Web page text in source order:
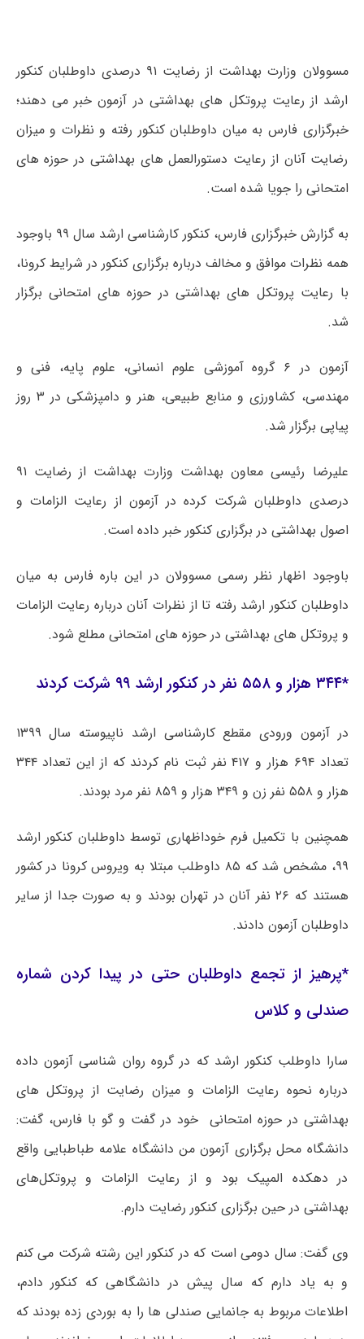
مسوولان وزارت بهداشت از رضایت ۹۱ درصدی داوطلبان کنکور
ارشد از رعایت پروتکل های بهداشتی در آزمون خبر می دهند؛
خبرگزاری فارس به میان داوطلبان کنکور رفته و نظرات و میزان
رضایت آنان از رعایت دستورالعمل های بهداشتی در حوزه های
امتحانی را جویا شده است.
به گزارش خبرگزاری فارس، کنکور کارشناسی ارشد سال ۹۹ باوجود
همه نظرات موافق و مخالف درباره برگزاری کنکور در شرایطکرونا،
با رعایت پروتکل‌ های بهداشتی در حوزه های امتحانی برگزار
شد.
آزمون در ۶ گروه آموزشی علوم انسانی، علوم پایه، فنی و
مهندسی، کشاورزی و منابع طبیعی، هنر و دامپزشکی در ۳ روز
پیاپی برگزار شد.
علیرضا رئیسى معاون بهداشت وزارت بهداشت از رضایت ۹۱
درصدی داوطلبان شرکت کرده در آزمون از رعایت الزامات و
اصول بهداشتی در برگزاری کنکور خبر داده است.
باوجود اظهار نظر رسمی مسوولاندر این باره فارس به میان
داوطلبان کنکور ارشد رفته تا از نظرات آنان درباره رعایت الزامات
و پروتکل ‌های بهداشتی در حوزه های امتحانی مطلع شود.
*۳۴۴ هزار و ۵۵۸ نفر در کنکور ارشد ۹۹ شرکت کردند
در آزمون ورودی مقطع کارشناسی ارشد ناپیوسته سال ۱۳۹۹
تعداد ۶۹۴ هزار و ۴۱۷ نفر ثبت نام کردند که از این تعداد ۳۴۴
هزار و ۵۵۸ نفر زن و ۳۴۹ هزار و ۸۵۹ نفر مرد بودند.
همچنین با تکمیل فرم خوداظهاری توسط داوطلبان کنکور ارشد
۹۹، مشخص شد که ۸۵ داوطلب مبتلا به ویروس
کرونا در کشور
هستند که ۲۶ نفر آنان در تهران بودند و به صورت جدا از سایر
داوطلبان آزمون دادند.
*پرهیز از تجمع داوطلبان حتی در پیدا کردن شماره
صندلی و کلاس
سارا داوطلب کنکور ارشد که در گروه روان شناسی آزمون داده
درباره نحوه رعایت الزامات و میزان رضایت از پروتکل ‌های
بهداشتی در حوزه امتحانی خود در گفت و گو با فارس، گفت:
دانشگاه محل برگزاری آزمون من دانشگاه علامه طباطبایی واقع
در دهکده المپیک بود و از رعایت الزامات و پروتکل‌های
بهداشتی در حین برگزاری کنکور رضایت دارم.
وی گفت: سال دومی است که در کنکور این رشته شرکت می کنم
و به یاد دارم که سال پیش در دانشگاهی که کنکور دادم،
اطلاعات مربوط به جانمایی صندلی ها را به بوردی زده بودند که